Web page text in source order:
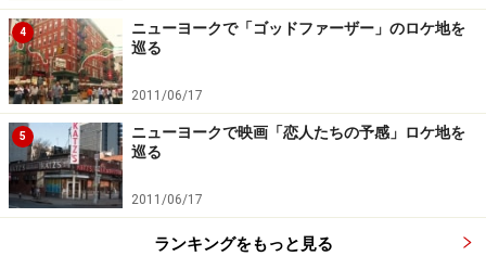
4
ニューヨークで「ゴッドファーザー」のロケ地を
巡る
2011/06/17
5
ニューヨークで映画「恋人たちの予感」ロケ地を
巡る
2011/06/17
ランキングをもっと見る